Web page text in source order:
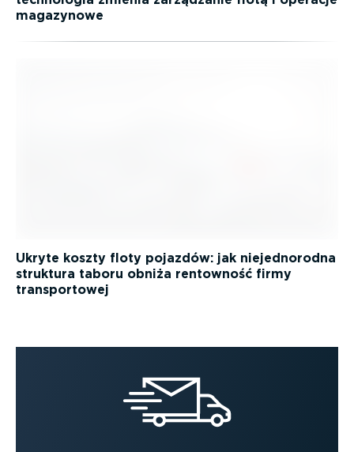
magazynowe
Ukryte koszty floty pojazdów: jak niejednorodna
struktura taboru obniża rentowność firmy
transportowej